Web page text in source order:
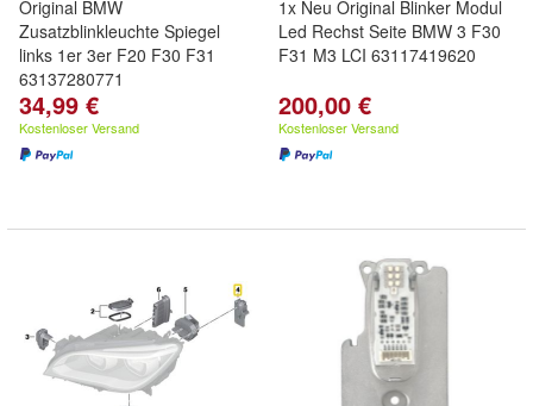
Original BMW
Zusatzblinkleuchte Spiegel
links 1er 3er F20 F30 F31
63137280771
34,99 €
Kostenloser Versand
1x Neu Original Blinker Modul
Led Rechst Seite BMW 3 F30
F31 M3 LCI 63117419620
200,00 €
Kostenloser Versand